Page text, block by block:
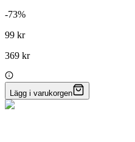
-73%
99 kr
369 kr
Lägg i varukorgen